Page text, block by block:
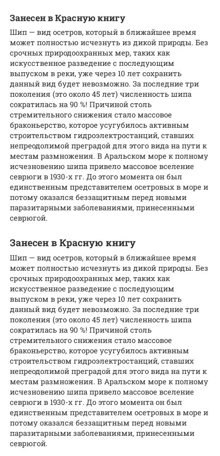
Занесен в Красную книгу
Шип — вид осетров, который в ближайшее время
может полностью исчезнуть из дикой природы. Без
срочных природоохранных мер, таких как
искусственное разведение с последующим
выпуском в реки, уже через 10 лет сохранить
данный вид будет невозможно. За последние три
поколения (это около 45 лет) численность шипа
сократилась на 90 %! Причиной столь
стремительного снижения стало массовое
браконьерство, которое усугубилось активным
строительством гидроэлектростанций, ставших
непреодолимой преградой для этого вида на пути к
местам размножения. В Аральском море к полному
исчезновению шипа привело массовое вселение
севрюги в 1930-х гг. До этого момента он был
единственным представителем осетровых в море и
потому оказался беззащитным перед новыми
паразитарными заболеваниями, принесенными
севрюгой.
Занесен в Красную книгу
Шип — вид осетров, который в ближайшее время
может полностью исчезнуть из дикой природы. Без
срочных природоохранных мер, таких как
искусственное разведение с последующим
выпуском в реки, уже через 10 лет сохранить
данный вид будет невозможно. За последние три
поколения (это около 45 лет) численность шипа
сократилась на 90 %! Причиной столь
стремительного снижения стало массовое
браконьерство, которое усугубилось активным
строительством гидроэлектростанций, ставших
непреодолимой преградой для этого вида на пути к
местам размножения. В Аральском море к полному
исчезновению шипа привело массовое вселение
севрюги в 1930-х гг. До этого момента он был
единственным представителем осетровых в море и
потому оказался беззащитным перед новыми
паразитарными заболеваниями, принесенными
севрюгой.